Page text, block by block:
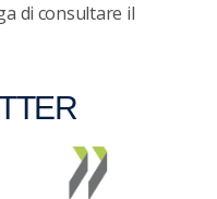
di consultare il